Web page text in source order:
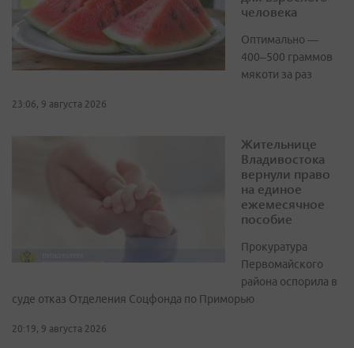
человека
Оптимально —
400–500 граммов
мякоти за раз
23:06, 9 августа 2026
Жительнице
Владивостока
вернули право
на единое
ежемесячное
пособие
Прокуратура
Первомайского
района оспорила в
суде отказ Отделения Соцфонда по Приморью
20:19, 9 августа 2026